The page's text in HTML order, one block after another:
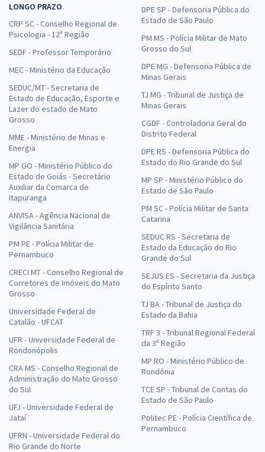
LONGO PRAZO
CRP SC - Conselho Regional de
Psicologia - 12ª Região
SEDF - Professor Temporário
MEC - Ministério da Educação
SEDUC/MT - Secretaria de
Estado de Educação, Esporte e
Lazer do estado de Mato
Grosso
MME - Ministério de Minas e
Energia
MP GO - Ministério Público do
Estado de Goiás - Secretário
Auxiliar da Comarca de
Itapuranga
ANVISA - Agência Nacional de
Vigilância Sanitária
PM PE - Polícia Militar de
Pernambuco
CRECI MT - Conselho Regional de
Corretores de Imóveis do Mato
Grosso
Universidade Federal de
Catalão - UFCAT
UFR - Universidade Federal de
Rondonópolis
CRA MS - Conselho Regional de
Administração do Mato Grosso
do Sul
UFJ - Universidade Federal de
Jataí
UFRN - Universidade Federal do
Rio Grande do Norte
DPE SP - Defensoria Pública do
Estado de São Paulo
PM MS - Polícia Militar de Mato
Grosso do Sul
DPE MG - Defensoria Pública de
Minas Gerais
TJ MG - Tribunal de Justiça de
Minas Gerais
CGDF - Controladoria Geral do
Distrito Federal
DPE RS - Defensoria Pública do
Estado do Rio Grande do Sul
MP SP - Ministério Público do
Estado de São Paulo
PM SC - Polícia Militar de Santa
Catarina
SEDUC RS - Secretaria de
Estado da Educação do Rio
Grande do Sul
SEJUS ES - Secretaria da Justiça
do Espírito Santo
TJ BA - Tribunal de Justiça do
Estado da Bahia
TRF 3 - Tribunal Regional Federal
da 3ª Região
MP RO - Ministério Público de
Rondônia
TCE SP - Tribunal de Contas do
Estado de São Paulo
Politec PE - Polícia Científica de
Pernambuco